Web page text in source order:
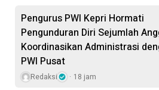
Pengurus PWI Kepri Hormati
Pengunduran Diri Sejumlah
Koordinasikan Administrasi
PWI Pusat
Redaksi 18 jam